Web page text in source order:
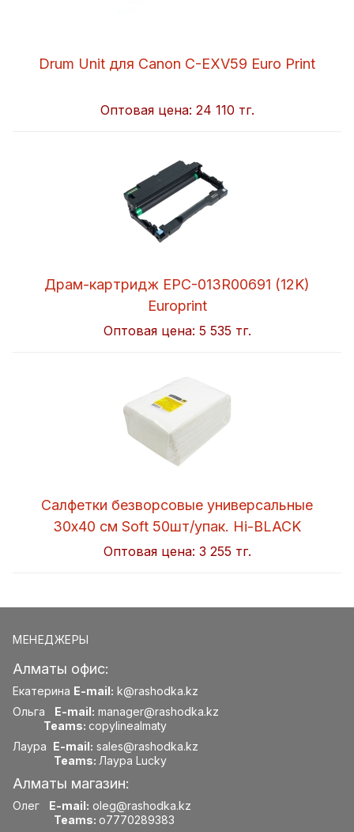
Drum Unit для Canon C-EXV59 Euro Print
Оптовая цена: 24 110 тг.
Драм-картридж EPC-013R00691 (12K)
Europrint
Оптовая цена: 5 535 тг.
Салфетки безворсовые универсальные
30x40 см Soft 50шт/упак. Hi-BLACK
Оптовая цена: 3 255 тг.
МЕНЕДЖЕРЫ
Алматы офис:
Екатерина E-mail: k@rashodka.kz
Ольга E-mail: manager@rashodka.kz
Teams: copylinealmaty
Лаура E-mail: sales@rashodka.kz
Teams: Лаура Lucky
Алматы магазин:
Олег E-mail: oleg@rashodka.kz
Teams: o7770289383